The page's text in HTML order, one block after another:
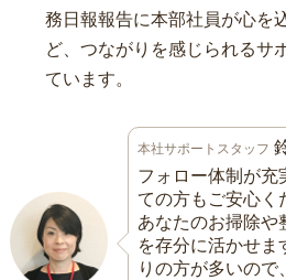
務日報報告に本部社員が心を
ど、つながりを感じられるサ
ています。
本社サポートスタッフ
フォロー体制が充
ての方もご安心く
あなたのお掃除や
を存分に活かせま
りの方が多いの